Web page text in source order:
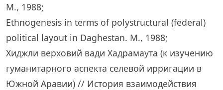
М., 1988;
Ethnogenesis in terms of polystructural (federal)
political layout in Daghestan. М., 1988;
Хиджли верховий вади Хадрамаута (к изучению
гуманитарного аспекта селевой ирригации в
Южной Аравии) // История взаимодействия